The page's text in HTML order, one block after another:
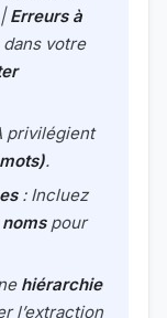
Erreurs à
votre
privilégient
.
: Incluez
pour
hiérarchie
l’extraction